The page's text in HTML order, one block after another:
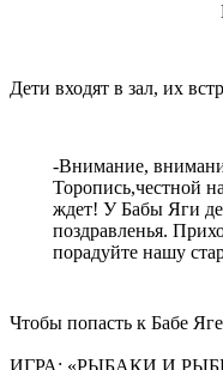
Дети входят в зал, их
-Внимание,
Торопись,честной
ждет! У Бабы Яги
поздравленья.
порадуйте нашу
Чтобы попасть к Бабе Яге